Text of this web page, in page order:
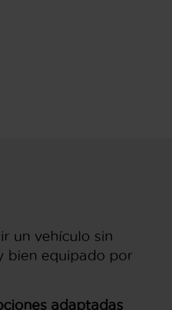
un vehículo sin
bien equipado por
adaptadas